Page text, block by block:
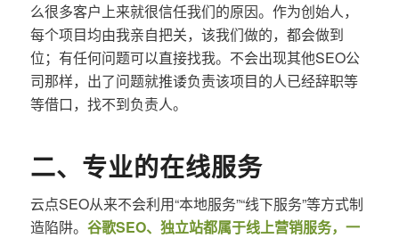
么很多客户上来就很信任我们的原因。作为创始人，
每个项目均由我亲自把关，该我们做的，都会做到
位；有任何问题可以直接找我。不会出现其他SEO公
司那样，出了问题就推诿负责该项目的人已经辞职等
等借口，找不到负责人。
二、专业的在线服务
云点SEO从来不会利用“本地服务”“线下服务”等方式制
造陷阱。 谷歌SEO、独立站都属于线上营销服务，一